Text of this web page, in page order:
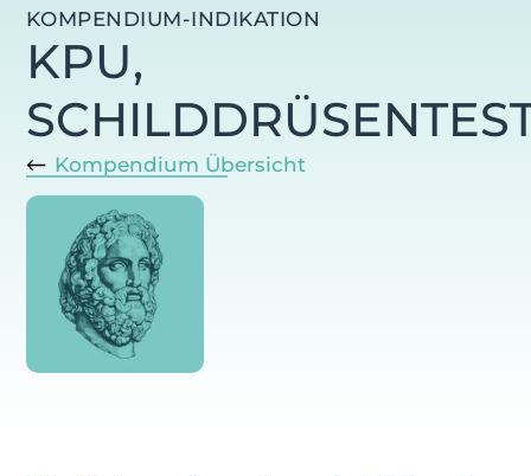
KOMPENDIUM-INDIKATION
KPU,
Kompendium Übersicht